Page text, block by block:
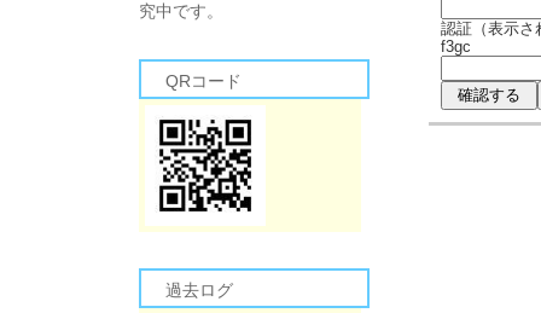
究中です。
QRコード
過去ログ
認証（表示さ
f3gc